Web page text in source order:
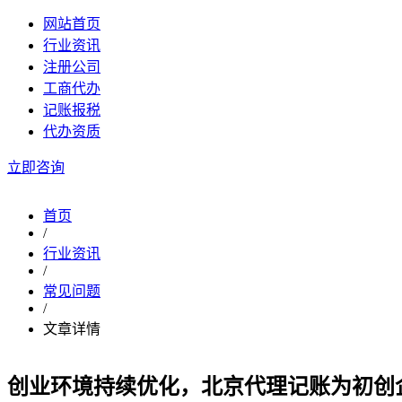
网站首页
行业资讯
注册公司
工商代办
记账报税
代办资质
立即咨询
首页
/
行业资讯
/
常见问题
/
文章详情
创业环境持续优化，北京代理记账为初创